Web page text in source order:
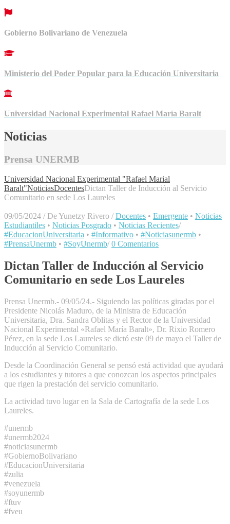
Gobierno Bolivariano de Venezuela
Ministerio del Poder Popular para la Educación Universitaria
Universidad Nacional Experimental Rafael María Baralt
Noticias
Prensa UNERMB
Universidad Nacional Experimental "Rafael Marial
Baralt"NoticiasDocentesDictan Taller de Inducción al Servicio
Comunitario en sede Los Laureles
09/05/2024 / De Yunetzy Rivero / Docentes • Emergente • Noticias
Estudiantiles • Noticias Posgrado • Noticias Recientes/
#EducacionUniversitaria • #Informativo • #Noticiasunermb •
#PrensaUnermb • #SoyUnermb/ 0 Comentarios
Dictan Taller de Inducción al Servicio
Comunitario en sede Los Laureles
Prensa Unermb.- 09/05/24.- Siguiendo las políticas giradas por el
Presidente Nicolás Maduro, de la Ministra de Educación
Universitaria, Dra. Sandra Oblitas y el Rector de la Universidad
Nacional Experimental «Rafael María Baralt», Dr. Rixio Romero
Pérez, en la sede Los Laureles se dictó este 09 de mayo el Taller de
Inducción al Servicio Comunitario.
Desde la Coordinación General se pensó está actividad que ayudará
a los estudiantes y tutores a que conozcan los aspectos principales
que rigen la prestación del servicio comunitario.
La actividad tuvo lugar en la Sala de Cartografía de la sede Los
Laureles.
#unermb
#unermb2024
#noticiasunermb
#GobiernoBolivariano
#EducacionUniversitaria
#zulia
#venezuela
#soyunermb
#ftuv
#fveu